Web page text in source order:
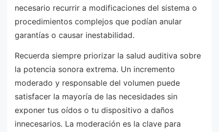
necesario recurrir a modificaciones del sistema o
procedimientos complejos que podían anular
garantías o causar inestabilidad.
Recuerda siempre priorizar la salud auditiva sobre
la potencia sonora extrema. Un incremento
moderado y responsable del volumen puede
satisfacer la mayoría de las necesidades sin
exponer tus oídos o tu dispositivo a daños
innecesarios. La moderación es la clave para